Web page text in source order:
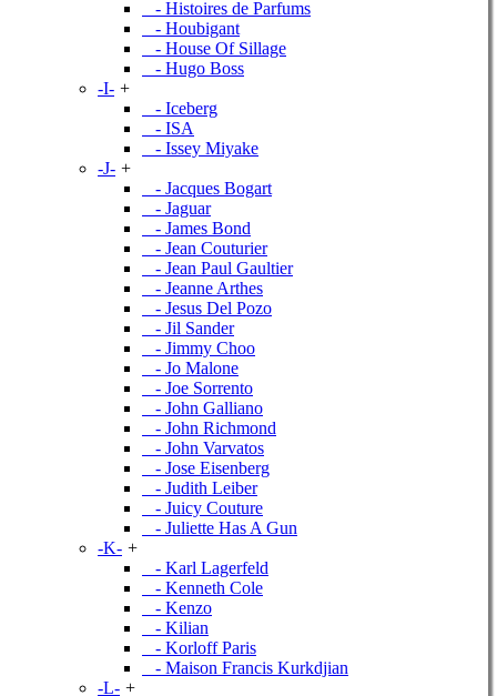
- Histoires de Parfums
- Houbigant
- House Of Sillage
- Hugo Boss
-I- +
- Iceberg
- ISA
- Issey Miyake
-J- +
- Jacques Bogart
- Jaguar
- James Bond
- Jean Couturier
- Jean Paul Gaultier
- Jeanne Arthes
- Jesus Del Pozo
- Jil Sander
- Jimmy Choo
- Jo Malone
- Joe Sorrento
- John Galliano
- John Richmond
- John Varvatos
- Jose Eisenberg
- Judith Leiber
- Juicy Couture
- Juliette Has A Gun
-K- +
- Karl Lagerfeld
- Kenneth Cole
- Kenzo
- Kilian
- Korloff Paris
- Maison Francis Kurkdjian
-L- +